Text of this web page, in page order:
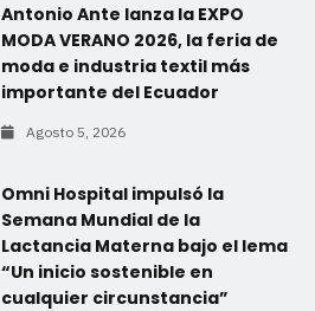
Antonio Ante lanza la EXPO
MODA VERANO 2026, la feria de
moda e industria textil más
importante del Ecuador
Agosto 5, 2026
Omni Hospital impulsó la
Semana Mundial de la
Lactancia Materna bajo el lema
“Un inicio sostenible en
cualquier circunstancia”